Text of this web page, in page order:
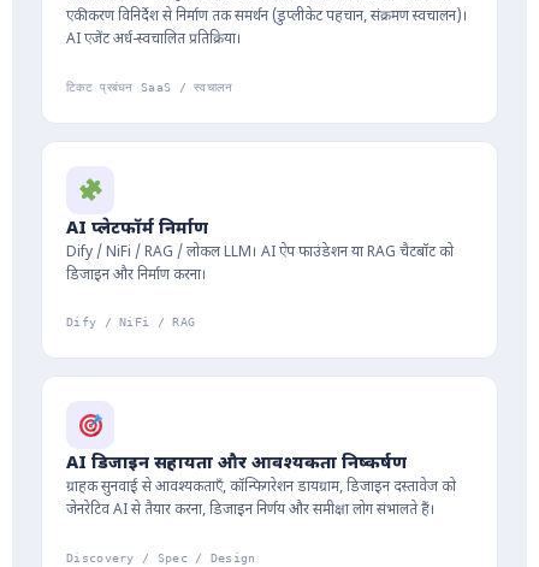
एकीकरण विनिर्देश से निर्माण तक समर्थन (डुप्लीकेट पहचान, संक्रमण स्वचालन)।
AI एजेंट अर्ध-स्वचालित प्रतिक्रिया।
टिकट प्रबंधन SaaS / स्वचालन
AI प्लेटफॉर्म निर्माण
Dify / NiFi / RAG / लोकल LLM। AI ऐप फाउंडेशन या RAG चैटबॉट को
डिजाइन और निर्माण करना।
Dify / NiFi / RAG
AI डिजाइन सहायता और आवश्यकता निष्कर्षण
ग्राहक सुनवाई से आवश्यकताएँ, कॉन्फिगरेशन डायग्राम, डिजाइन दस्तावेज को
जेनरेटिव AI से तैयार करना, डिजाइन निर्णय और समीक्षा लोग संभालते हैं।
Discovery / Spec / Design